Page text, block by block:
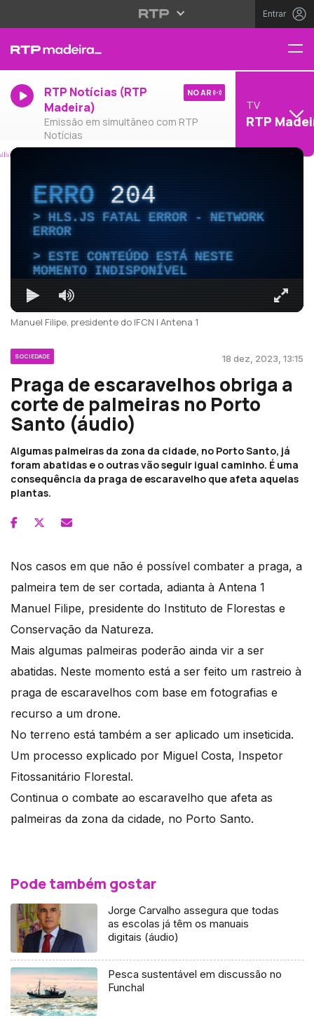
Entrar
RTP Notícias (RTP
Madeira)
Emissão em simultâneo com RTP
Notícias
NO AR
TV
RTP
ERRO204
HLS.JS FATAL ERROR - NETWORK
ERROR
ESTE CONTEÚDO ESTÁ NESTE
MOMENTO INDISPONÍVEL
Manuel Filipe, presidente do IFCN | Antena 1
SOCIEDADE 18 dez, 2023, 13:15
Praga de escaravelhos obriga a
corte de palmeiras no Porto
Santo (áudio)
Algumas palmeiras da zona da cidade, no Porto Santo, já
foram abatidas e o outras vão seguir igual caminho. É uma
consequência da praga de escaravelho que afeta aquelas
plantas.
Nos casos em que não é possível combater a praga, a
palmeira tem de ser cortada, adianta à Antena 1
Manuel Filipe, presidente do Instituto de Florestas e
Conservação da Natureza.
Mais algumas palmeiras poderão ainda vir a ser
abatidas. Neste momento está a ser feito um rastreio à
praga de escaravelhos com base em fotografias e
recurso a um drone.
No terreno está também a ser aplicado um inseticida.
Um processo explicado por Miguel Costa, Inspetor
Fitossanitário Florestal.
Continua o combate ao escaravelho que afeta as
palmeiras da zona da cidade, no Porto Santo.
Pode também gostar
Jorge Carvalho assegura que todas
as escolas já têm os manuais
digitais (áudio)
Pesca sustentável em discussão no
Funchal